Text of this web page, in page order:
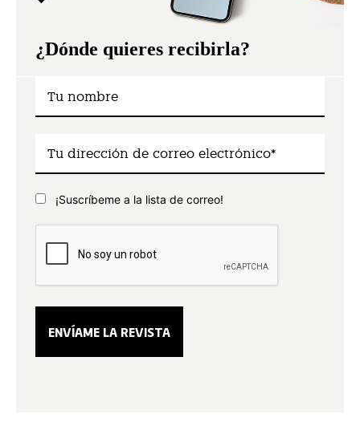
¿Dónde quieres recibirla?
¡Suscríbeme a la lista de correo!